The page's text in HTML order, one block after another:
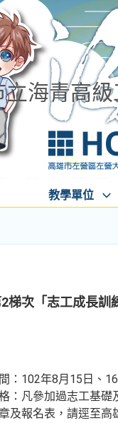
立海青高
教學單位
梯次「志工成長訓
：102年8月15日、
：凡參加過志工基礎
及報名表，請逕至